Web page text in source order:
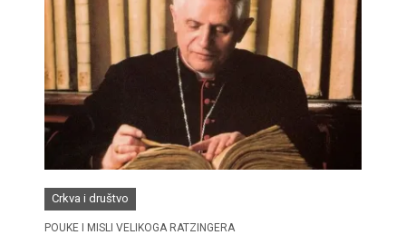
Crkva i društvo
POUKE I MISLI VELIKOGA RATZINGERA